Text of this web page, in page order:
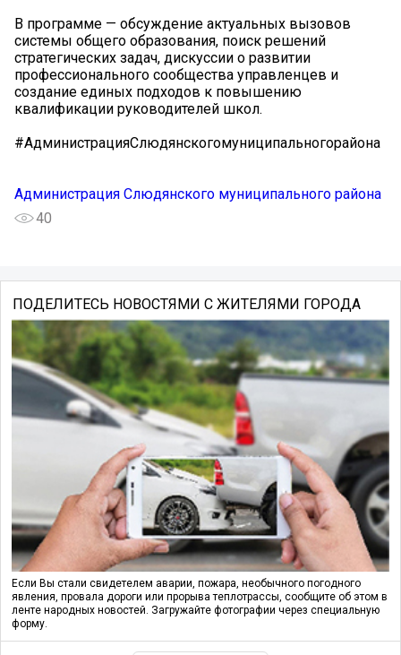
В программе — обсуждение актуальных вызовов
системы общего образования, поиск решений
стратегических задач, дискуссии о развитии
профессионального сообщества управленцев и
создание единых подходов к повышению
квалификации руководителей школ.
#АдминистрацияСлюдянскогомуниципальногорайона
Администрация Слюдянского муниципального района
40
ПОДЕЛИТЕСЬ НОВОСТЯМИ С ЖИТЕЛЯМИ ГОРОДА
Если Вы стали свидетелем аварии, пожара, необычного погодного
явления, провала дороги или прорыва теплотрассы, сообщите об этом в
ленте народных новостей. Загружайте фотографии через специальную
форму.